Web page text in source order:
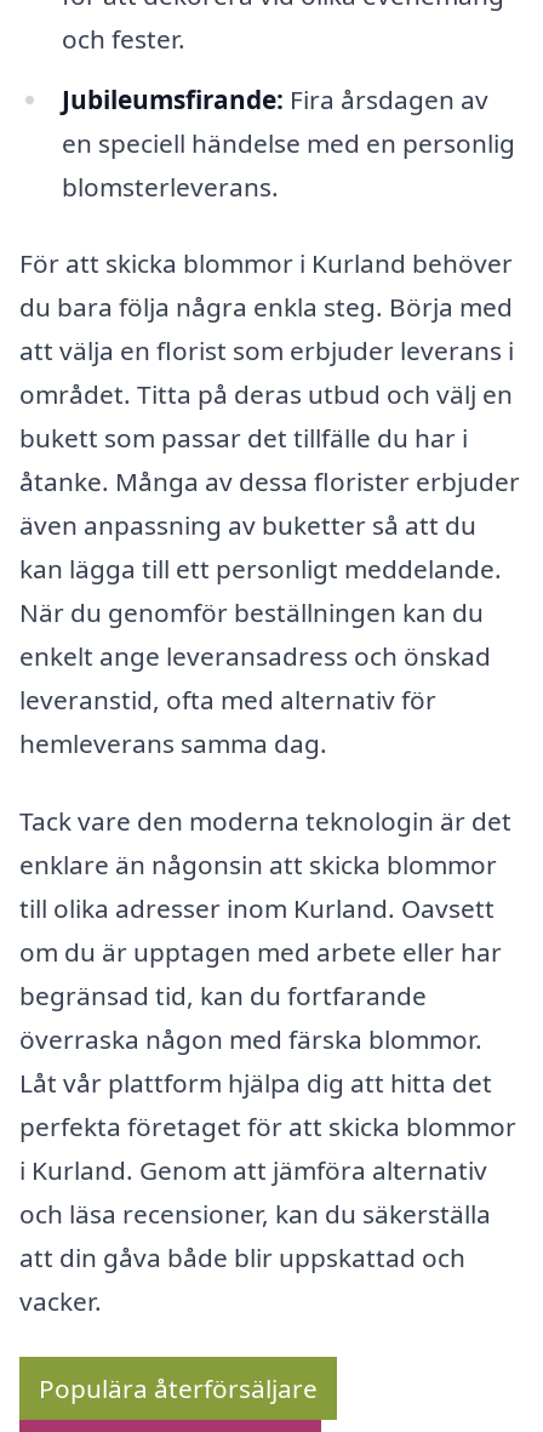
och fester.
Jubileumsfirande: Fira årsdagen av
en speciell händelse med en personlig
blomsterleverans.
För att skicka blommor i Kurland behöver
du bara följa några enkla steg. Börja med
att välja en florist som erbjuder leverans i
området. Titta på deras utbud och välj en
bukett som passar det tillfälle du har i
åtanke. Många av dessa florister erbjuder
även anpassning av buketter så att du
kan lägga till ett personligt meddelande.
När du genomför beställningen kan du
enkelt ange leveransadress och önskad
leveranstid, ofta med alternativ för
hemleverans samma dag.
Tack vare den moderna teknologin är det
enklare än någonsin att skicka blommor
till olika adresser inom Kurland. Oavsett
om du är upptagen med arbete eller har
begränsad tid, kan du fortfarande
överraska någon med färska blommor.
Låt vår plattform hjälpa dig att hitta det
perfekta företaget för att skicka blommor
i Kurland. Genom att jämföra alternativ
och läsa recensioner, kan du säkerställa
att din gåva både blir uppskattad och
vacker.
Populära återförsäljare